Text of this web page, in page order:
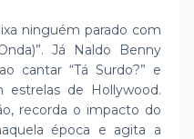
ninguém parado com
Já Naldo Benny
cantar “Tá Surdo?” e
estrelas de Hollywood.
recorda o impacto do
época e agita a